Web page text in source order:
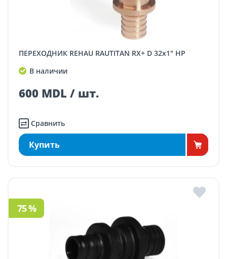
ПЕРЕХОДНИК REHAU RAUTITAN RX+ D 32x1" НР
В наличии
600 MDL / шт.
Сравнить
Купить
75 %